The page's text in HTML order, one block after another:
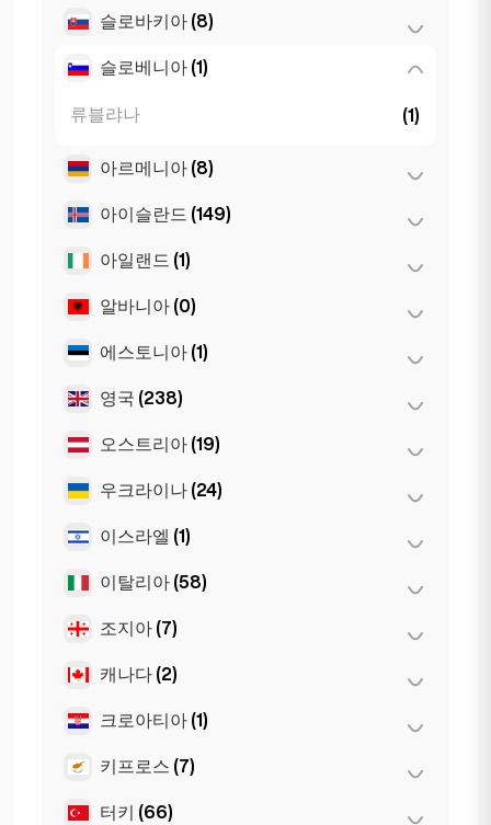
바젤
베른
마드리드 (10)
마르베야 (1)
말라가 (5)
(3)
Gran Canarja
(1)
Mallorca
슬로바키아 (8)
브라티슬라바 (8)
슬로베니아 (1)
류블랴나 (1)
아르메니아 (8)
예레반 (8)
아이슬란드 (149)
레이캬비크 (149)
아일랜드 (1)
더블린 (1)
알바니아 (0)
티라나 (0)
에스토니아 (1)
탈린 (1)
영국 (238)
런던 (229)
리버풀
맨체스터
오스트리아 (19)
그라츠 (3)
린츠
빈
우크라이나 (24)
하르키우 (1)
Kiev
이스라엘 (1)
텔아비브 (1)
이탈리아 (58)
나폴리 (1)
로마
밀라노
조지아 (7)
바투미 (2)
트빌리시
캐나다 (2)
토론토 (2)
크로아티아 (1)
자그레브 (1)
키프로스 (7)
니코시아 (3)
터키 (66)